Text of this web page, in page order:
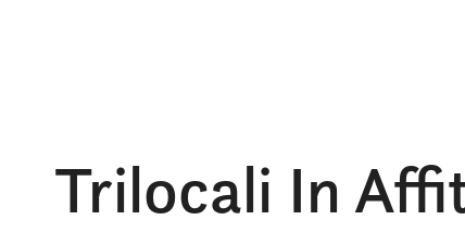
Trilocali In